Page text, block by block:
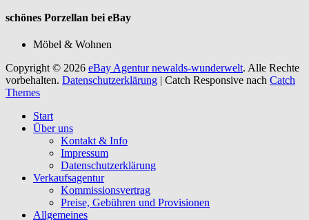
schönes Porzellan bei eBay
Möbel & Wohnen
Copyright © 2026 eBay Agentur newalds-wunderwelt. Alle Rechte
vorbehalten. Datenschutzerklärung | Catch Responsive nach Catch
Themes
oben
scrollen
Start
Über uns
Kontakt & Info
Impressum
Datenschutzerklärung
Verkaufsagentur
Kommissionsvertrag
Preise, Gebühren und Provisionen
Allgemeines